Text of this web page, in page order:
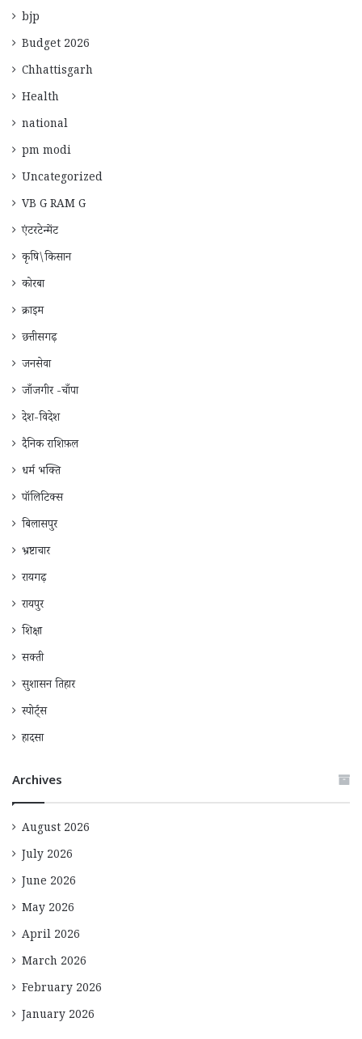
bjp
Budget 2026
Chhattisgarh
Health
national
pm modi
Uncategorized
VB G RAM G
एंटरटेन्मेंट
कृषि\किसान
कोरबा
क्राइम
छत्तीसगढ़
जनसेवा
जाँजगीर -चाँपा
देश-विदेश
दैनिक राशिफ़ल
धर्म भक्ति
पॉलिटिक्स
बिलासपुर
भ्रष्टाचार
रायगढ़
रायपुर
शिक्षा
सक्ती
सुशासन तिहार
स्पोर्ट्स
हादसा
Archives
August 2026
July 2026
June 2026
May 2026
April 2026
March 2026
February 2026
January 2026